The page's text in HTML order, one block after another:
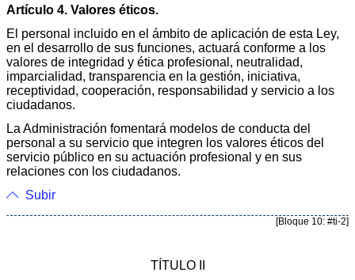
Artículo 4. Valores éticos.
El personal incluido en el ámbito de aplicación de esta Ley,
en el desarrollo de sus funciones, actuará conforme a los
valores de integridad y ética profesional, neutralidad,
imparcialidad, transparencia en la gestión, iniciativa,
receptividad, cooperación, responsabilidad y servicio a los
ciudadanos.
La Administración fomentará modelos de conducta del
personal a su servicio que integren los valores éticos del
servicio público en su actuación profesional y en sus
relaciones con los ciudadanos.
Subir
[Bloque 10: #ti-2]
TÍTULO II